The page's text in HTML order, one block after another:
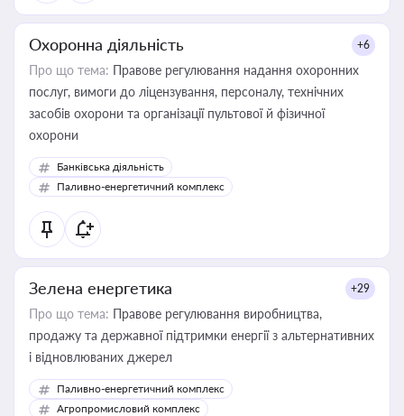
Охоронна діяльність +6
Про що тема: Правове регулювання надання охоронних
послуг, вимоги до ліцензування, персоналу, технічних
засобів охорони та організації пультової й фізичної
охорони
Банківська діяльність
Паливно-енергетичний комплекс
Зелена енергетика +29
Про що тема: Правове регулювання виробництва,
продажу та державної підтримки енергії з альтернативних
і відновлюваних джерел
Паливно-енергетичний комплекс
Агропромисловий комплекс